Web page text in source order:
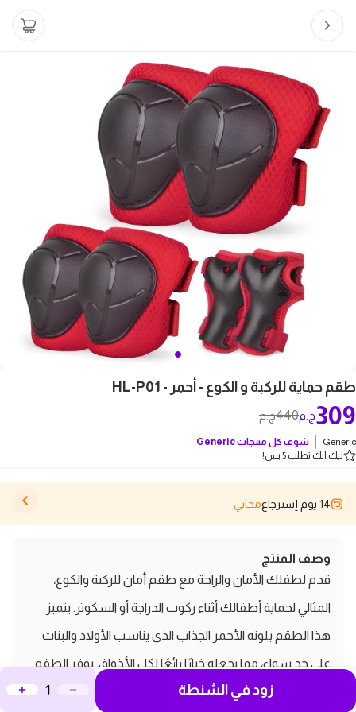
طقم حماية للركبة و الكوع - أحمر - HL-P01
440ج.م 309ج.م
Generic شوف كل منتجاتGeneric
ليك انك تطلب 5 بس!
14 يوم إسترجاع مجاني
وصف المنتج
قدم لطفلك الأمان والراحة مع طقم أمان للركبة والكوع،
المثالي لحماية أطفالك أثناء ركوب الدراجة أو السكوتر. يتميز
هذا الطقم بلونه الأحمر الجذاب الذي يناسب الأولاد والبنات
على حد سواء، مما يجعله خيارًا رائعًا لكل الأذواق. يوفر الطقم
حماية فعالة من السقوط والخدوش، مما يمنحك راحة البال
زود في الشنطة